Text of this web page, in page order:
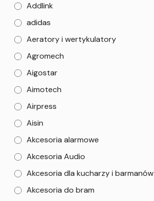
Addlink
adidas
Aeratory i wertykulatory
Agromech
Aigostar
Aimotech
Airpress
Aisin
Akcesoria alarmowe
Akcesoria Audio
Akcesoria dla kucharzy i barmanów
Akcesoria do bram